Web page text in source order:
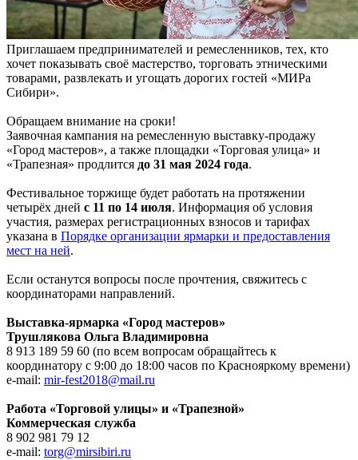
Приглашаем предпринимателей и ремесленников, тех, кто
хочет показывать своё мастерство, торговать этническими
товарами, развлекать и угощать дорогих гостей «МИРа
Сибири».
Обращаем внимание на сроки!
Заявочная кампания на ремесленную выставку-продажу
«Город мастеров», а также площадки «Торговая улица» и
«Трапезная» продлится до 31 мая 2024 года.
Фестивальное торжище будет работать на протяжении
четырёх дней с 11 по 14 июля. Информация об условия
участия, размерах регистрационных взносов и тарифах
указана в Порядке организации ярмарки и предоставления
мест на ней.
Если останутся вопросы после прочтения, свяжитесь с
координаторами направлений.
Выставка-ярмарка «Город мастеров»
Трушлякова Ольга Владимировна
8 913 189 59 60 (по всем вопросам обращайтесь к
координатору с 9:00 до 18:00 часов по Краснояркому времени)
e-mail: mir-fest2018@mail.ru
Работа «Торговой улицы» и «Трапезной»
Коммерческая служба
8 902 981 79 12
e-mail: torg@mirsibiri.ru